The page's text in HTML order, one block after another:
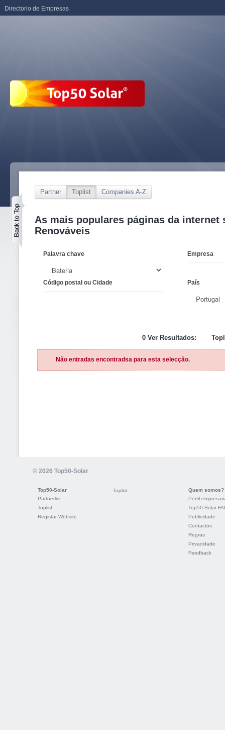
Partner Toplist Companies A-Z
As mais populares páginas da internet
Renováveis
Palavra chave Empresa
Código postal ou Cidade País
0 Ver Resultados:
Não entradas encontradsa para esta selecção.
© 2026 Top50-Solar
Top50-Solar
Partnerlist
Toplist
Registar Website
Toplist
Quem somos?
Perfil
Top50-Solar
Publicidade
Contactos
Regras
Privacidade
Feedback
Directorio de Empresas